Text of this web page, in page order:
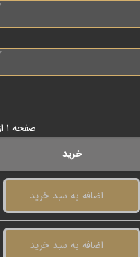
صفحه 1 از 1
خرید
اضافه به سبد خرید
اضافه به سبد خرید